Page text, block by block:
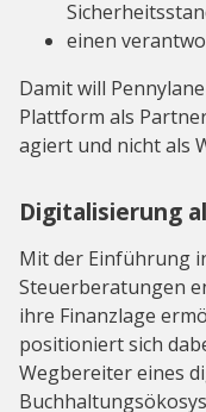
einen
Damit will
Plattform als
agiert und nicht als
Digitalisierung
Mit der Einführung
Steuerberatungen
ihre Finanzlage
positioniert sich
Wegbereiter eines